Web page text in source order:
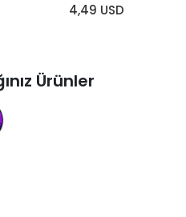
4,49 USD
Ürünler